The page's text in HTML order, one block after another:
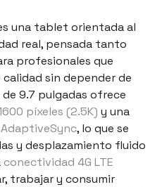
una tablet orientada al
real, pensada tanto
profesionales que
sin depender de
de 9.7 pulgadas ofrece
píxeles (2.5K) y una
, lo que se
y desplazamiento fluido
conectividad 4G LTE
trabajar y consumir